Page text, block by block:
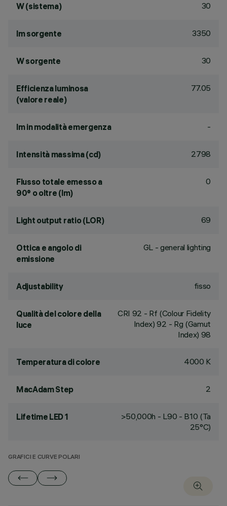
W (sistema) 30
lm sorgente 3350
W sorgente 30
Efficienza luminosa
(valore reale)
77.05
lm in modalità emergenza -
Intensità massima (cd) 2798
Flusso totale emesso a
90° o oltre (lm)
0
Light output ratio (LOR) 69
Ottica e angolo di
emissione
GL - general lighting
Adjustability fisso
Qualità del colore della
luce
CRI 92 - Rf (Colour Fidelity
Index) 92 - Rg (Gamut
Index) 98
Temperatura di colore 4000 K
MacAdam Step 2
Lifetime LED 1
>50,000h - L90 - B10 (Ta
25°C)
GRAFICI E CURVE POLARI